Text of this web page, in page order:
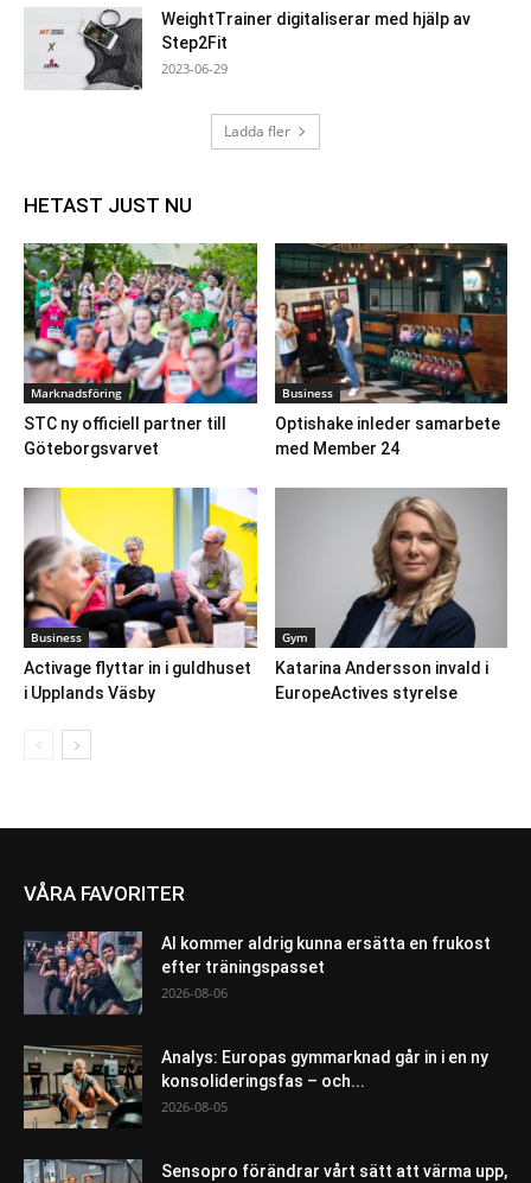
WeightTrainer digitaliserar med hjälp av
Step2Fit
2023-06-29
Ladda fler
HETAST JUST NU
Marknadsföring
STC ny officiell partner till
Göteborgsvarvet
Business
Optishake inleder samarbete
med Member 24
Business
Activage flyttar in i guldhuset
i Upplands Väsby
Gym
Katarina Andersson invald i
EuropeActives styrelse
VÅRA FAVORITER
AI kommer aldrig kunna ersätta en frukost
efter träningspasset
2026-08-06
Analys: Europas gymmarknad går in i en ny
konsolideringsfas – och...
2026-08-05
Sensopro förändrar vårt sätt att värma upp,